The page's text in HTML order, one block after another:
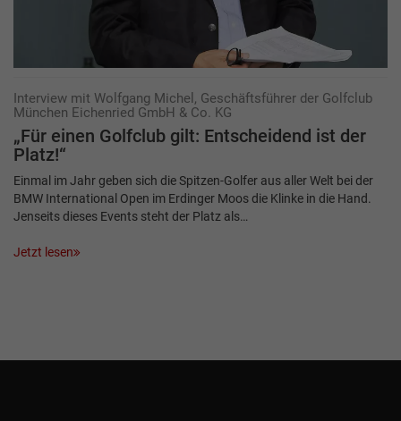
Interview mit Wolfgang Michel, Geschäftsführer der Golfclub
München Eichenried GmbH & Co. KG
„Für einen Golfclub gilt: Entscheidend ist der
Platz!“
Einmal im Jahr geben sich die Spitzen-Golfer aus aller Welt bei der
BMW International Open im Erdinger Moos die Klinke in die Hand.
Jenseits dieses Events steht der Platz als…
Jetzt lesen